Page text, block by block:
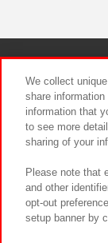
We collect
share
information that
to see more
sharing of your
Please note that
and other
opt-out
setup banner by